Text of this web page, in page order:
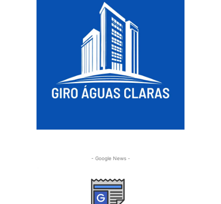
- Google News -